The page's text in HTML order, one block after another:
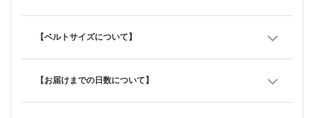
【ベルトサイズについて】
【お届けまでの日数について】